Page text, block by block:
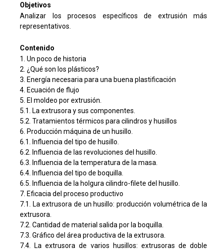
Objetivos
Analizar los procesos específicos de extrusión más
representativos.
Contenido
1. Un poco de historia
2. ¿Qué son los plásticos?
3. Energía necesaria para una buena plastificación
4. Ecuación de flujo
5. El moldeo por extrusión.
5.1. La extrusora y sus componentes.
5.2. Tratamientos térmicos para cilindros y husillos
6. Producción máquina de un husillo.
6.1. Influencia del tipo de husillo.
6.2. Influencia de las revoluciones del husillo.
6.3. Influencia de la temperatura de la masa.
6.4. Influencia del tipo de boquilla.
6.5. Influencia de la holgura cilindro-filete del husillo.
7. Eficacia del proceso productivo
7.1. La extrusora de un husillo: producción volumétrica de la
extrusora.
7.2. Cantidad de material salida por la boquilla.
7.3. Gráfico del área productiva de la extrusora.
7.4. La extrusora de varios husillos: extrusoras de doble